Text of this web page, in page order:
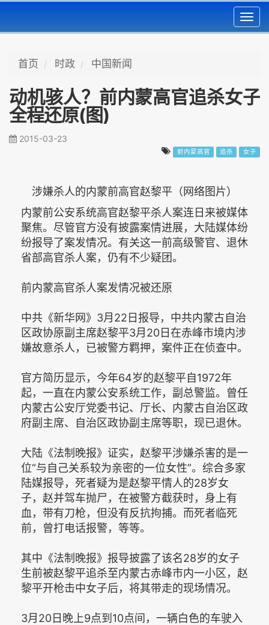
首页 时政 中国新闻
动机骇人？前内蒙高官追杀女子
全程还原(图)
2015-03-23
前内蒙高官 追杀 女子
涉嫌杀人的内蒙前高官赵黎平（网络图片）
内蒙前公安系统高官赵黎平杀人案连日来被媒体
聚焦。尽管官方没有披露案情进展，大陆媒体纷
纷报导了案发情况。有关这一前高级警官、退休
省部高官杀人案，仍有不少疑团。
前内蒙高官杀人案发情况被还原
中共《新华网》3月22日报导，中共内蒙古自治
区政协原副主席赵黎平3月20日在赤峰市境内涉
嫌故意杀人，已被警方羁押，案件正在侦查中。
官方简历显示，今年64岁的赵黎平自1972年
起，一直在内蒙公安系统工作，副总警监。曾任
内蒙古公安厅党委书记、厅长、内蒙古自治区政
府副主席、自治区政协副主席等职，现已退休。
大陆《法制晚报》证实，赵黎平涉嫌杀害的是一
位“与自己关系较为亲密的一位女性”。综合多家
陆媒报导，死者疑为是赵黎平情人的28岁女
子，赵并驾车抛尸，在被警方截获时，身上有
血，带有刀枪，但没有反抗拘捕。而死者临死
前，曾打电话报警，等等。
其中《法制晚报》报导披露了该名28岁的女子
生前被赵黎平追杀至内蒙古赤峰市内一小区，赵
黎平开枪击中女子后，将其带走的现场情况。
3月20日晚上9点到10点间，一辆白色的车驶入